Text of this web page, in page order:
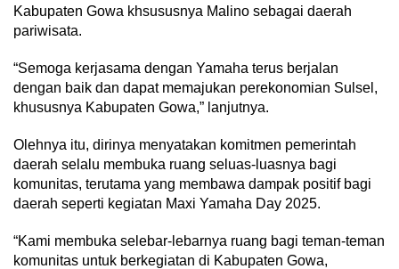
Kabupaten Gowa khsususnya Malino sebagai daerah
pariwisata.
“Semoga kerjasama dengan Yamaha terus berjalan
dengan baik dan dapat memajukan perekonomian Sulsel,
khususnya Kabupaten Gowa,” lanjutnya.
Olehnya itu, dirinya menyatakan komitmen pemerintah
daerah selalu membuka ruang seluas-luasnya bagi
komunitas, terutama yang membawa dampak positif bagi
daerah seperti kegiatan Maxi Yamaha Day 2025.
“Kami membuka selebar-lebarnya ruang bagi teman-teman
komunitas untuk berkegiatan di Kabupaten Gowa,